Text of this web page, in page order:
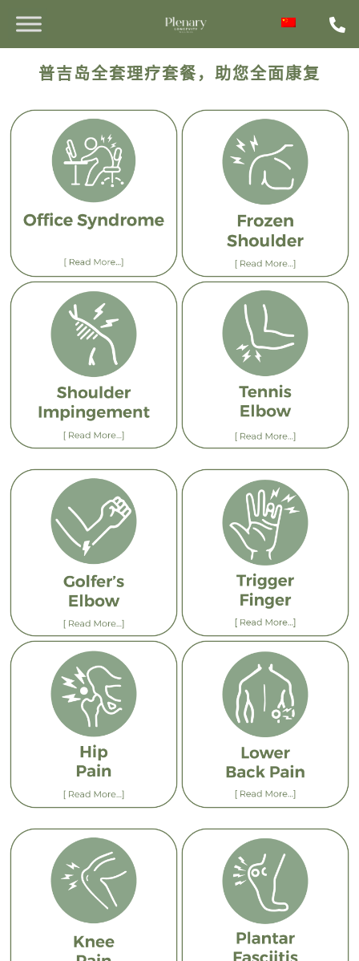
普吉岛全套理疗套餐，助您全面康复